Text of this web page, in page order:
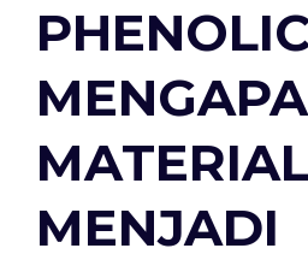
MENGAPA
MENJADI